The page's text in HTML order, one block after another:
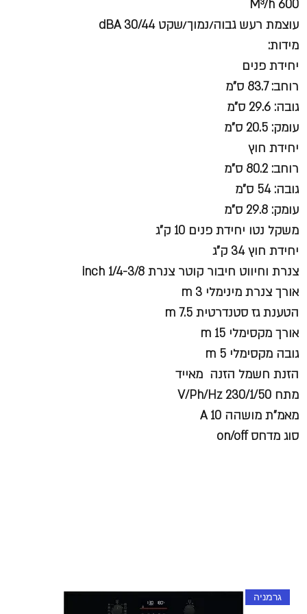
M³/h 600
עוצמת רעש גבוה/נמוך/שקט dBA 30/44
מידות:
יחידת פנים
רוחב: 83.7 ס"מ
גובה: 29.6 ס"מ
עומק: 20.5 ס"מ
יחידת חוץ
רוחב: 80.2 ס"מ
גובה: 54 ס"מ
עומק: 29.8 ס"מ
משקל נטו יחידת פנים 10 ק"ג
יחידת חוץ 34 ק"ג
צנרת וחיווט חיבור קוטר צנרת inch 1/4-3/8
אורך צנרת מינימלי m 3
הטענת גז סטנדרטית m 7.5
אורך מקסימלי m 15
גובה מקסימלי m 5
הזנת חשמל הזנה מאייד
מתח V/Ph/Hz 230/1/50
מאמ"ת מושהה A 10
סוג מדחס on/off
גרמניה